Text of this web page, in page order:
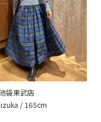
池袋東武店
165cm